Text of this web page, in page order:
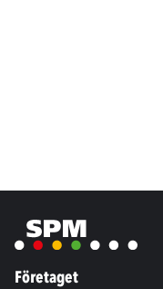
Företaget